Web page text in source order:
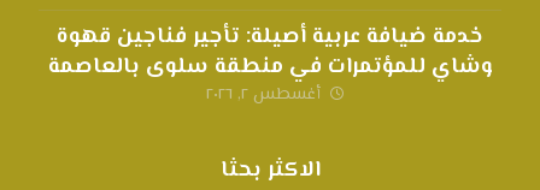
خدمة ضيافة عربية أصيلة: تأجير فناجين قهوة
وشاي للمؤتمرات في منطقة سلوى بالعاصمة
أغسطس ٢, ٢٠٢٦
الاكثر بحثا